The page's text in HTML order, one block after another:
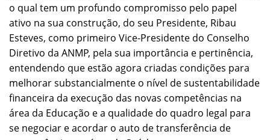
o qual tem um profundo compromisso pelo papel
ativo na sua construção, do seu Presidente, Ribau
Esteves, como primeiro Vice-Presidente do Conselho
Diretivo da ANMP, pela sua importância e pertinência,
entendendo que estão agora criadas condições para
melhorar substancialmente o nível de sustentabilidade
financeira da execução das novas competências na
área da Educação e a qualidade do quadro legal para
se negociar e acordar o auto de transferência de